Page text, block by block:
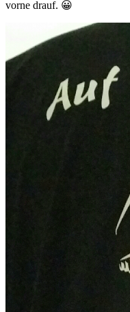
vorne drauf. 😀